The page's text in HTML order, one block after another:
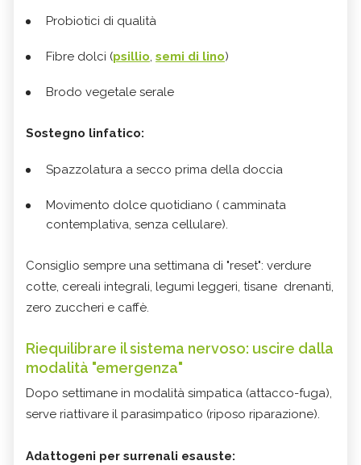
Probiotici di qualità
Fibre dolci (psillio, semi di lino)
Brodo vegetale serale
Sostegno linfatico:
Spazzolatura a secco prima della doccia
Movimento dolce quotidiano ( camminata
contemplativa, senza cellulare).
Consiglio sempre una settimana di "reset": verdure
cotte, cereali integrali, legumi leggeri, tisane drenanti,
zero zuccheri e caffè.
Riequilibrare il sistema nervoso: uscire dalla
modalità "emergenza"
Dopo settimane in modalità simpatica (attacco-fuga),
serve riattivare il parasimpatico (riposo riparazione).
Adattogeni per surrenali esauste: